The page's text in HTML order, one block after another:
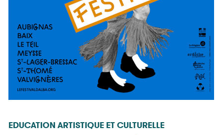
EDUCATION ARTISTIQUE ET CULTURELLE